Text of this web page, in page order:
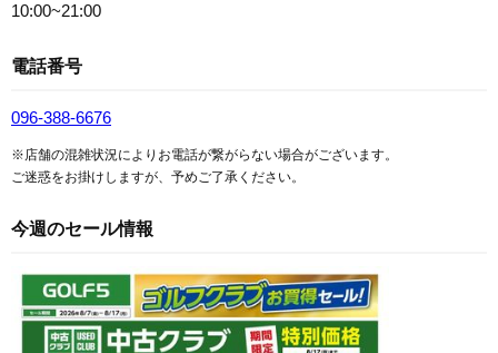
10:00~21:00
電話番号
096-388-6676
※店舗の混雑状況によりお電話が繋がらない場合がございます。
ご迷惑をお掛けしますが、予めご了承ください。
今週のセール情報